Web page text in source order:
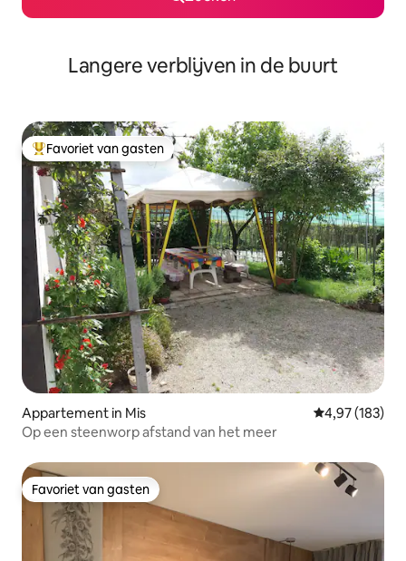
Langere verblijven in de buurt
Topfavoriet van gasten
Favoriet van gasten
Appartement in Mis Gemiddelde
4,97 (183)
Op een steenworp afstand van het meer
Favoriet van gasten
Favoriet van gasten